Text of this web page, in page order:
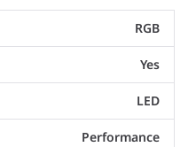
RGB
Yes
LED
Performance